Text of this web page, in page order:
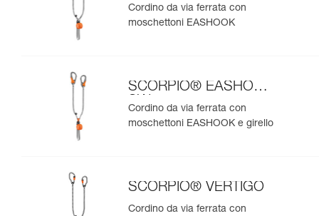
Cordino da via ferrata con
moschettoni EASHOOK
SCORPIO® EASHOOK
SW
Cordino da via ferrata con
moschettoni EASHOOK e girello
SCORPIO® VERTIGO
Cordino da via ferrata con